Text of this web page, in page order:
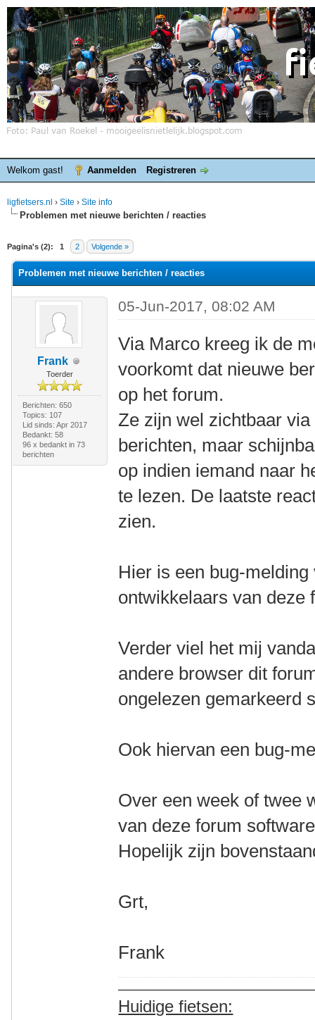
Welkom gast! Aanmelden Registreren
ligfietsers.nl › Site › Site info
Problemen met nieuwe berichten / reacties
Pagina's (2): 1 2 Volgende »
waardering is 0
Problemen met nieuwe berichten / reacties
Frank
Toerder
Berichten: 650
Topics: 107
Lid sinds: Apr 2017
Bedankt: 58
96 x bedankt in 73
berichten
05-Jun-2017, 08:02 AM
Via Marco kreeg ik de
voorkomt dat nieuwe
op het forum.
Ze zijn wel zichtbaar
berichten, maar
op indien iemand naar
te lezen. De laatste
zien.
Hier is een bug-
ontwikkelaars van deze
Verder viel het mij
andere browser dit
ongelezen gemarkeerd
Ook hiervan een bug-
Over een week of twee
van deze forum
Hopelijk zijn
Grt,
Frank
Huidige fietsen: